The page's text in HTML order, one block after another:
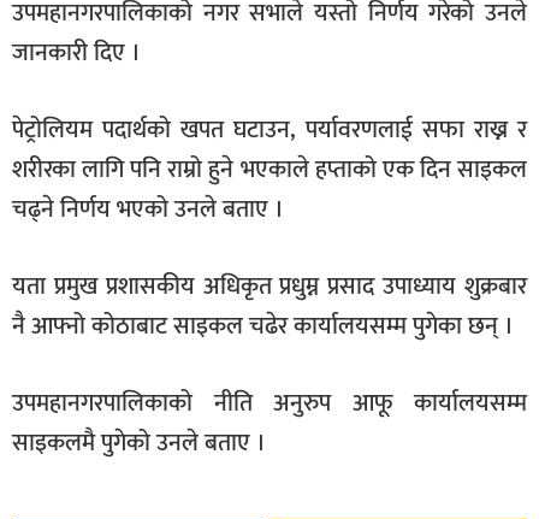
विचार
उपमहानगरपालिकाको नगर सभाले यस्तो निर्णय गरेको उनले
जानकारी दिए ।
पेट्रोलियम पदार्थको खपत घटाउन, पर्यावरणलाई सफा राख्न र
शरीरका लागि पनि राम्रो हुने भएकाले हप्ताको एक दिन साइकल
चढ्ने निर्णय भएको उनले बताए ।
यता प्रमुख प्रशासकीय अधिकृत प्रधुम्न प्रसाद उपाध्याय शुक्रबार
नै आफ्नो कोठाबाट साइकल चढेर कार्यालयसम्म पुगेका छन् ।
उपमहानगरपालिकाको नीति अनुरुप आफू कार्यालयसम्म
साइकलमै पुगेको उनले बताए ।